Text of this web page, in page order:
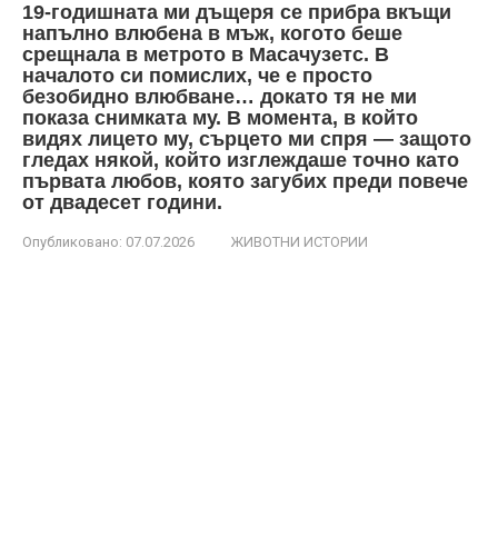
19-годишната ми дъщеря се прибра вкъщи
напълно влюбена в мъж, когото беше
срещнала в метрото в Масачузетс. В
началото си помислих, че е просто
безобидно влюбване… докато тя не ми
показа снимката му. В момента, в който
видях лицето му, сърцето ми спря — защото
гледах някой, който изглеждаше точно като
първата любов, която загубих преди повече
от двадесет години.
Опубликовано: 07.07.2026 ЖИВОТНИ ИСТОРИИ